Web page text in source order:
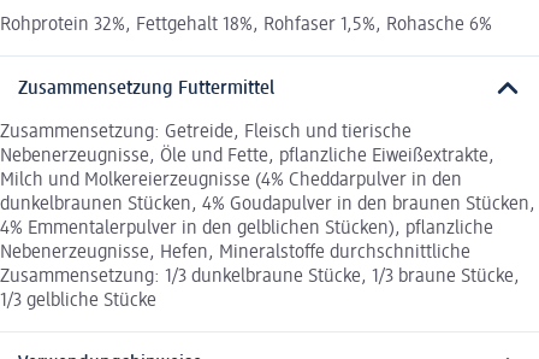
Rohprotein 32%, Fettgehalt 18%, Rohfaser 1,5%, Rohasche 6%
Zusammensetzung Futtermittel
Zusammensetzung: Getreide, Fleisch und tierische
Nebenerzeugnisse, Öle und Fette, pflanzliche Eiweißextrakte,
Milch und Molkereierzeugnisse (4% Cheddarpulver in den
dunkelbraunen Stücken, 4% Goudapulver in den braunen Stücken,
4% Emmentalerpulver in den gelblichen Stücken), pflanzliche
Nebenerzeugnisse, Hefen, Mineralstoffe durchschnittliche
Zusammensetzung: 1/3 dunkelbraune Stücke, 1/3 braune Stücke,
1/3 gelbliche Stücke